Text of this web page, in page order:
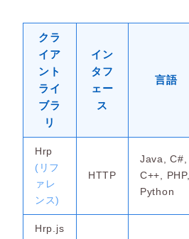
クラ
イア
ント
ライ
ブラ
リ
イン
タフ
ェー
ス
言語
Hrp
(リフ
ァレ
ンス)
HTTP
Java, C#,
C++, PHP,
Python
Hrp.js